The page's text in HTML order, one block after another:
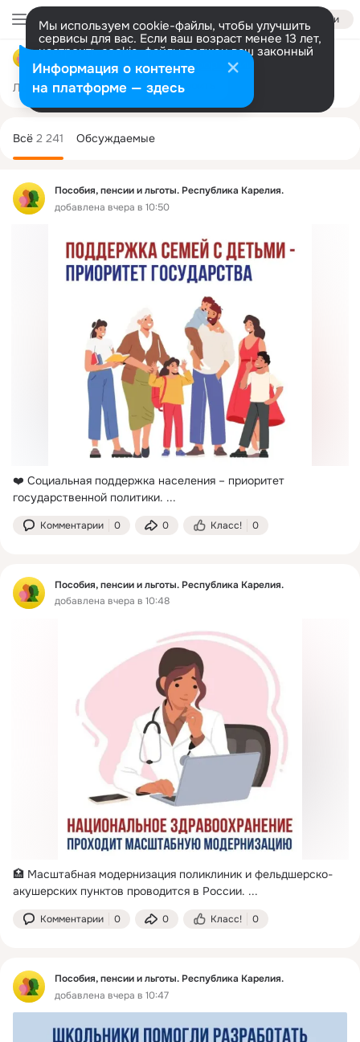
Войти
Мы используем cookie-файлы, чтобы улучшить
сервисы для вас. Если ваш возраст менее 13 лет,
настроить cookie-файлы должен ваш законный
представитель. Больше информации
Разрешить все Настроить
Пособия, пенсии и льготы. Республика Карелия.
Лента Участники 116 Темы 2.2K
Пособия, пенсии и льготы. Республика Карелия.
добавлена вчера в 10:50
❤️ Социальная поддержка населения – приоритет
государственной политики. ...
Комментарии 0 0 Класс! 0
Пособия, пенсии и льготы. Республика Карелия.
добавлена вчера в 10:48
🏥 Масштабная модернизация поликлиник и фельдшерско-
акушерских пунктов проводится в России. ...
Комментарии 0 0 Класс! 0
Пособия, пенсии и льготы. Республика Карелия.
добавлена вчера в 10:47
колонка
Всё 2 241 Обсуждаемые
Информация о контенте
на платформе — здесь